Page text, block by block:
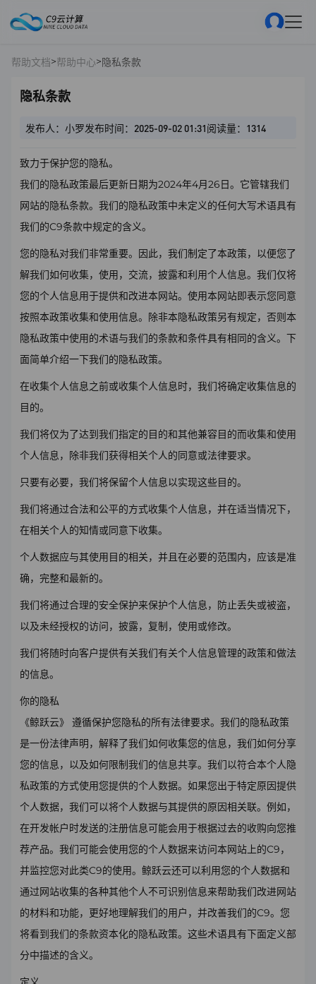
帮助文档>帮助中心>隐私条款
隐私条款
发布人：小罗发布时间：2025-09-02 01:31阅读量：1314
致力于保护您的隐私。
我们的隐私政策最后更新日期为2024年4月26日。它管辖我们
网站的隐私条款。我们的隐私政策中未定义的任何大写术语具有
我们的C9条款中规定的含义。
您的隐私对我们非常重要。因此，我们制定了本政策，以便您了
解我们如何收集，使用，交流，披露和利用个人信息。我们仅将
您的个人信息用于提供和改进本网站。使用本网站即表示您同意
按照本政策收集和使用信息。除非本隐私政策另有规定，否则本
隐私政策中使用的术语与我们的条款和条件具有相同的含义。下
面简单介绍一下我们的隐私政策。
在收集个人信息之前或收集个人信息时，我们将确定收集信息的
目的。
我们将仅为了达到我们指定的目的和其他兼容目的而收集和使用
个人信息，除非我们获得相关个人的同意或法律要求。
只要有必要，我们将保留个人信息以实现这些目的。
我们将通过合法和公平的方式收集个人信息，并在适当情况下，
在相关个人的知情或同意下收集。
个人数据应与其使用目的相关，并且在必要的范围内，应该是准
确，完整和最新的。
我们将通过合理的安全保护来保护个人信息，防止丢失或被盗，
以及未经授权的访问，披露，复制，使用或修改。
我们将随时向客户提供有关我们有关个人信息管理的政策和做法
的信息。
你的隐私
《鲸跃云》 遵循保护您隐私的所有法律要求。我们的隐私政策
是一份法律声明，解释了我们如何收集您的信息，我们如何分享
您的信息，以及如何限制我们的信息共享。我们以符合本个人隐
私政策的方式使用您提供的个人数据。如果您出于特定原因提供
个人数据，我们可以将个人数据与其提供的原因相关联。例如，
在开发帐户时发送的注册信息可能会用于根据过去的收购向您推
荐产品。我们可能会使用您的个人数据来访问本网站上的C9，
并监控您对此类C9的使用。鲸跃云还可以利用您的个人数据和
通过网站收集的各种其他个人不可识别信息来帮助我们改进网站
的材料和功能，更好地理解我们的用户，并改善我们的C9。您
将看到我们的条款资本化的隐私政策。这些术语具有下面定义部
分中描述的含义。